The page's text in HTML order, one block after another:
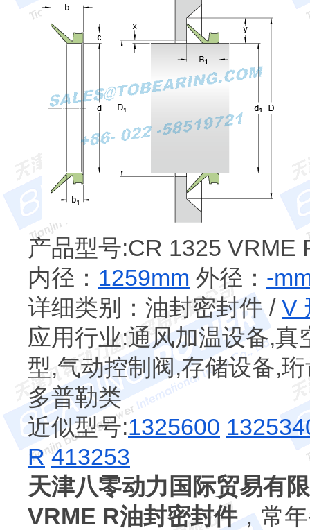
产品型号:CR 1325 VRME
内径： 1259mm 外径： -
详细类别：油封密封件 / V
应用行业:通风加温设备,
型,气动控制阀,存储设备,
多普勒类
近似型号:1325600
R 413253
天津八零动力国际贸易有
VRME R油封密封件，常